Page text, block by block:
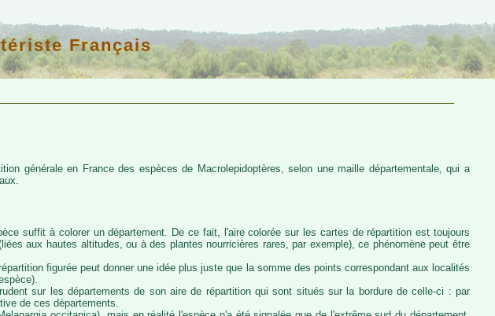
Français
générale en France des espèces de Macrolepidoptères, selon une maille départementale, qui a
suffit à colorer un département. De ce fait, l'aire colorée sur les cartes de répartition est toujours
aux hautes altitudes, ou à des plantes nourricières rares, par exemple), ce phénomène peut être
figurée peut donner une idée plus juste que la somme des points correspondant aux localités
sur les départements de son aire de répartition qui sont situés sur la bordure de celle-ci : par
de ces départements.